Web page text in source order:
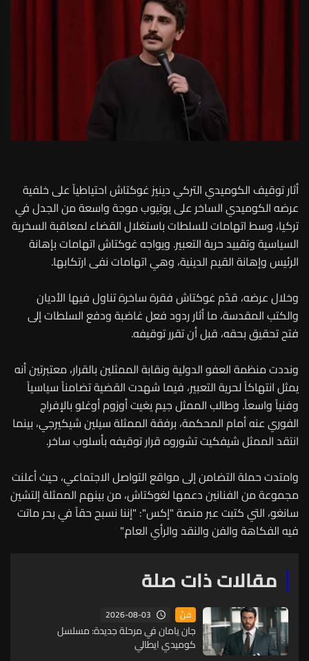
أثار توقيف الكوميدي التركي دينيز غوكتاش احتياطياً على خلفية
عرضه الكوميدي الساخر على يوتيوب موجة واسعة من الجدل في
تركيا، وسط اتهامات للسلطات باستغلال القضاء لمعاقبة السخرية
السياسية وتقييد حرية التعبير. ويواجه غوكتاش اتهامات بإهانة
الرئيس وإهانة القيم الدينية، وهي اتهامات نفى ارتكابها.
وخلال عرضه، قدّم غوكتاش فقرة ساخرة تناول فيها الأديان
والكتب المقدسة، ما أثار ردود فعل غاضبة ودفع السلطات إلى
فتح تحقيق بحقه، قبل أن تقرر توقيفه.
ونددت منظمة العفو الدولية ونقابة الممثلين بالقرار، معتبرتين أنه
يمثل انتهاكاً لحرية التعبير، فيما شهدت القضية تضامناً سياسياً
وفنياً واسعاً. وطالب الممثل جيم يغيت أوزوم أوغلو بالإفراج
الفوري عنه أمام المحكمة، برفقة الممثلة سيلين شيكيرجي، بينما
انتقد الممثل شيفكيت تشوروه قرار توقيفه بأسلوب ساخر.
وامتدت حملة التضامن إلى مواقع التواصل الاجتماعي، حيث أعلنت
مجموعة من الفنانين دعمها لغوكتاش، من بينهم الممثلة إلتشين
سانغو، التي كتبت عبر منصة "إكس": "إننا نسبح حقاً في بحر ماتت
فيه الفكاهة والفن والنقد والرأي العام."
مقالات ذات صلة
فنّ 2026-08-03
جان يامان في مرحلة جديدة: مسلسل
كوميدي ايطالي